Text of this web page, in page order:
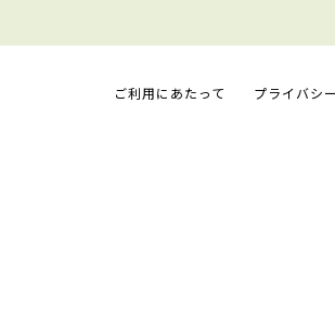
ご利用にあたって プライバシ